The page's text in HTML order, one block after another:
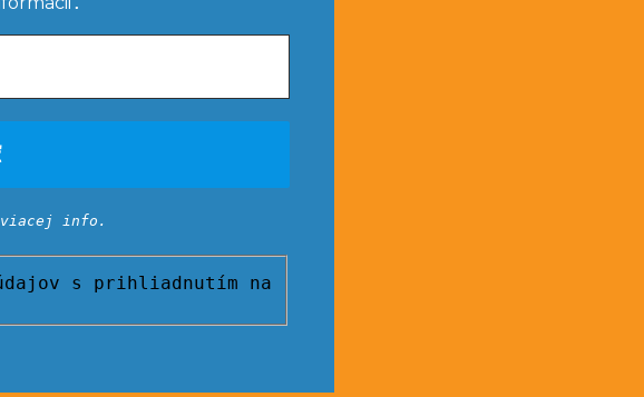
info.
s prihliadnutím na